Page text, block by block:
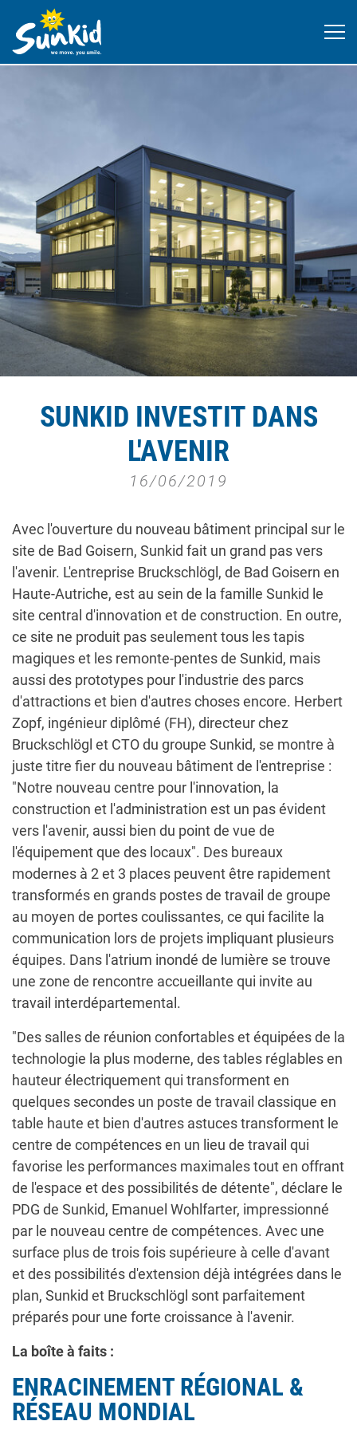
SUNKID INVESTIT DANS
L'AVENIR
16/06/2019
Avec l'ouverture du nouveau bâtiment principal sur le
site de Bad Goisern, Sunkid fait un grand pas vers
l'avenir. L'entreprise Bruckschlögl, de Bad Goisern en
Haute-Autriche, est au sein de la famille Sunkid le
site central d'innovation et de construction. En outre,
ce site ne produit pas seulement tous les tapis
magiques et les remonte-pentes de Sunkid, mais
aussi des prototypes pour l'industrie des parcs
d'attractions et bien d'autres choses encore. Herbert
Zopf, ingénieur diplômé (FH), directeur chez
Bruckschlögl et CTO du groupe Sunkid, se montre à
juste titre fier du nouveau bâtiment de l'entreprise :
"Notre nouveau centre pour l'innovation, la
construction et l'administration est un pas évident
vers l'avenir, aussi bien du point de vue de
l'équipement que des locaux". Des bureaux
modernes à 2 et 3 places peuvent être rapidement
transformés en grands postes de travail de groupe
au moyen de portes coulissantes, ce qui facilite la
communication lors de projets impliquant plusieurs
équipes. Dans l'atrium inondé de lumière se trouve
une zone de rencontre accueillante qui invite au
travail interdépartemental.
"Des salles de réunion confortables et équipées de la
technologie la plus moderne, des tables réglables en
hauteur électriquement qui transforment en
quelques secondes un poste de travail classique en
table haute et bien d'autres astuces transforment le
centre de compétences en un lieu de travail qui
favorise les performances maximales tout en offrant
de l'espace et des possibilités de détente", déclare le
PDG de Sunkid, Emanuel Wohlfarter, impressionné
par le nouveau centre de compétences. Avec une
surface plus de trois fois supérieure à celle d'avant
et des possibilités d'extension déjà intégrées dans le
plan, Sunkid et Bruckschlögl sont parfaitement
préparés pour une forte croissance à l'avenir.
La boîte à faits :
ENRACINEMENT RÉGIONAL &
RÉSEAU MONDIAL